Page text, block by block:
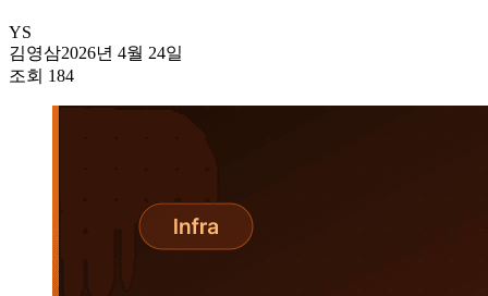
YS
김영삼2026년 4월 24일
조회 184